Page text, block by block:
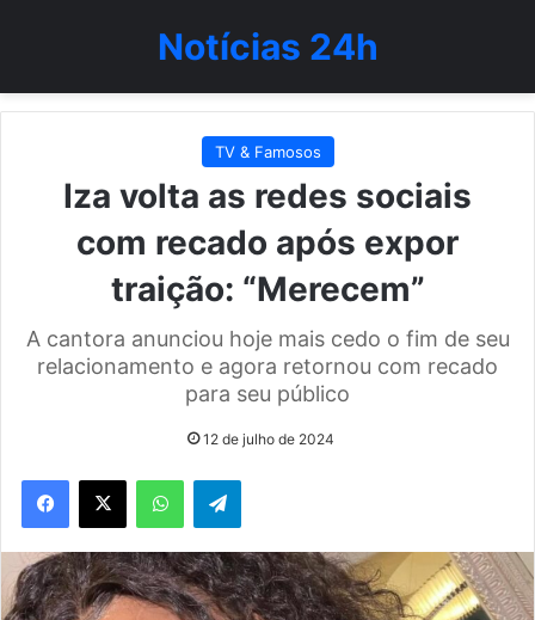
Notícias 24h
TV & Famosos
Iza volta as redes sociais
com recado após expor
traição: “Merecem”
A cantora anunciou hoje mais cedo o fim de seu
relacionamento e agora retornou com recado
para seu público
12 de julho de 2024
WhatsAppTelegram